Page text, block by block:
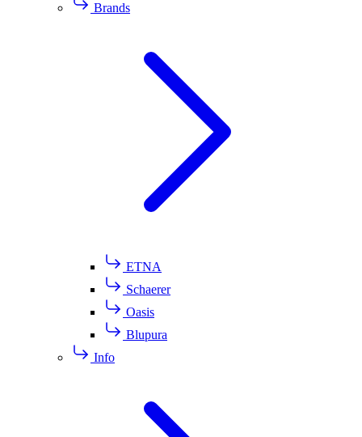
Brands
ETNA
Schaerer
Oasis
Blupura
Info